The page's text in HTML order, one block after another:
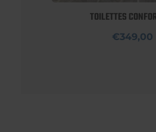
TOILETTES
€349,00